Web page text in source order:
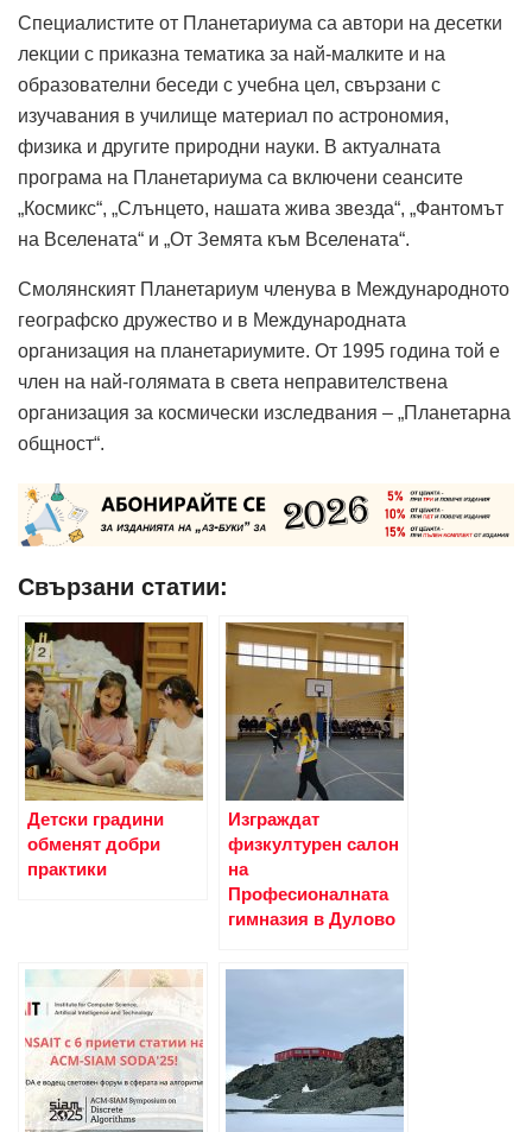
Специалистите от Планетариума са автори на десетки
лекции с приказна тематика за най-малките и на
образователни беседи с учебна цел, свързани с
изучавания в училище материал по астрономия,
физика и другите природни науки. В актуалната
програма на Планетариума са включени сеансите
„Космикс“, „Слънцето, нашата жива звезда“, „Фантомът
на Вселената“ и „От Земята към Вселената“.
Смолянският Планетариум членува в Международното
географско дружество и в Международната
организация на планетариумите. От 1995 година той е
член на най-голямата в света неправителствена
организация за космически изследвания – „Планетарна
общност“.
Свързани статии:
Детски градини
обменят добри
практики
Изграждат
физкултурен салон
на
Професионалната
гимназия в Дулово